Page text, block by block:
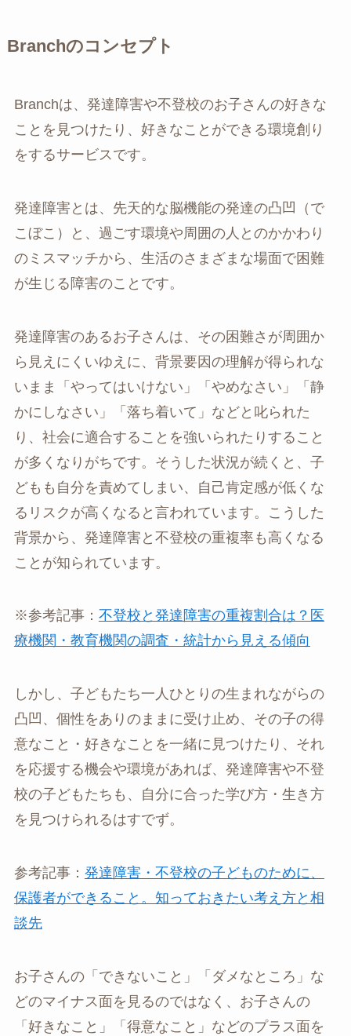
Branchのコンセプト
Branchは、発達障害や不登校のお子さんの好きな
ことを見つけたり、好きなことができる環境創り
をするサービスです。
発達障害とは、先天的な脳機能の発達の凸凹（で
こぼこ）と、過ごす環境や周囲の人とのかかわり
のミスマッチから、生活のさまざまな場面で困難
が生じる障害のことです。
発達障害のあるお子さんは、その困難さが周囲か
ら見えにくいゆえに、背景要因の理解が得られな
いまま「やってはいけない」「やめなさい」「静
かにしなさい」「落ち着いて」などと叱られた
り、社会に適合することを強いられたりすること
が多くなりがちです。そうした状況が続くと、子
どもも自分を責めてしまい、自己肯定感が低くな
るリスクが高くなると言われています。こうした
背景から、発達障害と不登校の重複率も高くなる
ことが知られています。
※参考記事： 不登校と発達障害の重複割合は？医
療機関・教育機関の調査・統計から見える傾向
しかし、子どもたち一人ひとりの生まれながらの
凸凹、個性をありのままに受け止め、その子の得
意なこと・好きなことを一緒に見つけたり、それ
を応援する機会や環境があれば、発達障害や不登
校の子どもたちも、自分に合った学び方・生き方
を見つけられるはすでず。
参考記事： 発達障害・不登校の子どものために、
保護者ができること。知っておきたい考え方と相
談先
お子さんの「できないこと」「ダメなところ」な
どのマイナス面を見るのではなく、お子さんの
「好きなこと」「得意なこと」などのプラス面を